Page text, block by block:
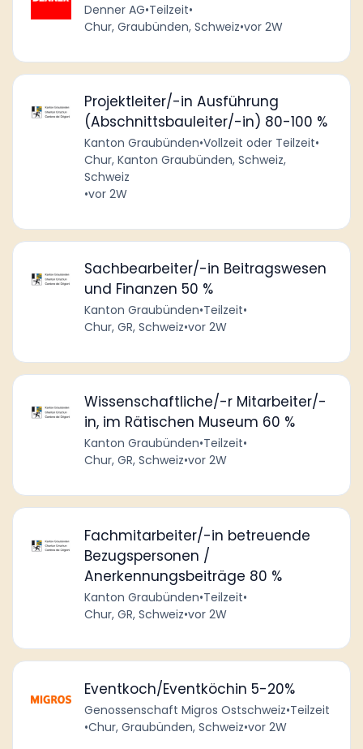
Denner AG•Teilzeit•
Chur, Graubünden, Schweiz•vor 2W
Projektleiter/-in Ausführung
(Abschnittsbauleiter/-in) 80-100 %
Kanton Graubünden•Vollzeit oder Teilzeit•
Chur, Kanton Graubünden, Schweiz,
Schweiz
•vor 2W
Sachbearbeiter/-in Beitragswesen
und Finanzen 50 %
Kanton Graubünden•Teilzeit•
Chur, GR, Schweiz•vor 2W
Wissenschaftliche/-r Mitarbeiter/-
in, im Rätischen Museum 60 %
Kanton Graubünden•Teilzeit•
Chur, GR, Schweiz•vor 2W
Fachmitarbeiter/-in betreuende
Bezugspersonen /
Anerkennungsbeiträge 80 %
Kanton Graubünden•Teilzeit•
Chur, GR, Schweiz•vor 2W
Eventkoch/Eventköchin 5-20%
Genossenschaft Migros Ostschweiz•Teilzeit
•Chur, Graubünden, Schweiz•vor 2W